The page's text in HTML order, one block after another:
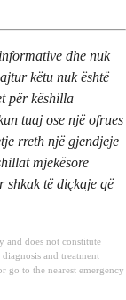
dhe nuk
këtu nuk është
për këshilla
tuaj ose një ofrues
rreth një gjendjeje
mjekësore
shkak të diçkaje që
and does not constitute
and treatment
go to the nearest emergency